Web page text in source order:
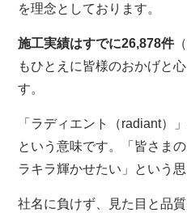
を理念としております。
施工実績はすでに26,878件
もひとえに皆様のおかげと
す。
「ラディエント（radiant）
という意味です。「皆さま
ラキラ輝かせたい」という
社名に負けず、見た目と品